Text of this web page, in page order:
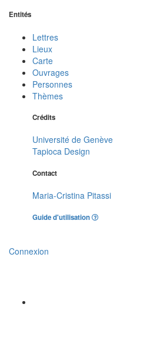
Entités
Lettres
Lieux
Carte
Ouvrages
Personnes
Thèmes
Crédits
Université de Genève
Tapioca Design
Contact
Maria-Cristina Pitassi
Guide d'utilisation
Connexion